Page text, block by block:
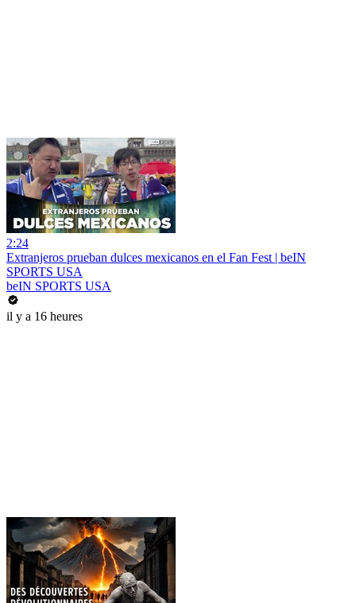
2:24
Extranjeros prueban dulces mexicanos en el Fan Fest | beIN
SPORTS USA
beIN SPORTS USA
il y a 16 heures